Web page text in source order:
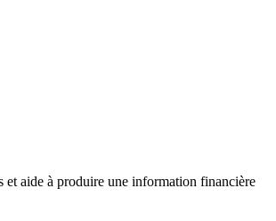
et aide à produire une information financière